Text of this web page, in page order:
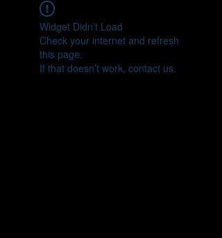
Widget Didn’t Load
Check your internet and refresh
this page.
If that doesn’t work, contact us.